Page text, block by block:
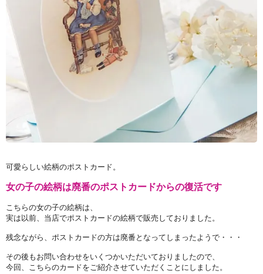
可愛らしい絵柄のポストカード。
女の子の絵柄は廃番のポストカードからの復活です
こちらの女の子の絵柄は、
実は以前、当店でポストカードの絵柄で販売しておりました。
残念ながら、ポストカードの方は廃番となってしまったようで・・・
その後もお問い合わせをいくつかいただいておりましたので、
今回、こちらのカードをご紹介させていただくことにしました。